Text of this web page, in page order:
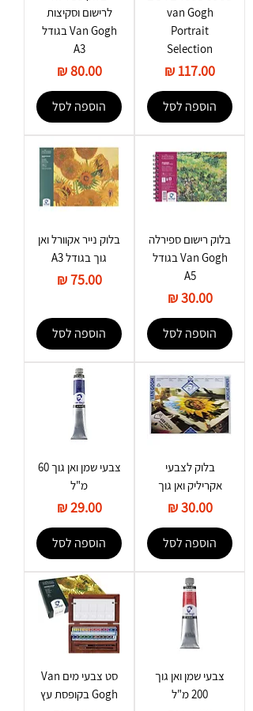
van Gogh
Portrait
Selection
מחיר
הוספה לסל
לרישום וסקיצות
Van Gogh בגודל
A3
מחיר‏80.00 ‏₪
הוספה לסל
בלוק רישום ספירלה
Van Gogh בגודל
A5
מחיר‏30.00 ‏₪
הוספה לסל
בלוק נייר אקוורל ואן
גוך בגודל A3
מחיר‏75.00 ‏₪
הוספה לסל
בלוק לצבעי
אקריליק ואן גוך
מחיר‏30.00 ‏₪
הוספה לסל
צבעי שמן ואן גוך 60
מ"ל
מחיר‏29.00 ‏₪
הוספה לסל
צבעי שמן ואן גוך
200 מ"ל
סט צבעי מים Van
Gogh בקופסת עץ